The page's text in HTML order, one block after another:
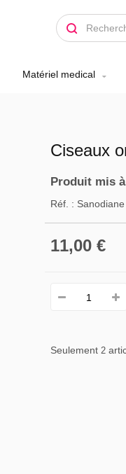
Matériel medical
Ciseaux
Produit mis
Réf. :
11,00 €
Seulement 2